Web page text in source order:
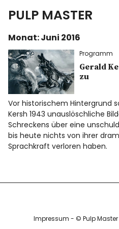
PULP MASTER
Programm
Verlag
Merch
News
Monat:Juni 2016
Programm
Gerald
zu
Vor historischem Hintergrund
Kersh 1943 unauslöschliche
Schreckens über eine
bis heute nichts von ihrer
Sprachkraft verloren haben.
Impressum - © Pulp